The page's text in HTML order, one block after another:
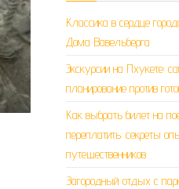
Классика в сердце
Дома Вавельберга
Экскурсии на Пхукете:
планирование против
Как выбрать билет на
переплатить: секреты
путешественников
Загородный отдых с